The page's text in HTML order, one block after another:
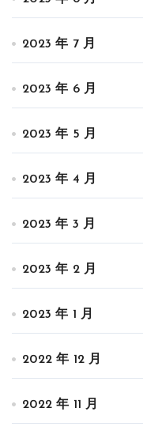
2023 年 7 月
2023 年 6 月
2023 年 5 月
2023 年 4 月
2023 年 3 月
2023 年 2 月
2023 年 1 月
2022 年 12 月
2022 年 11 月